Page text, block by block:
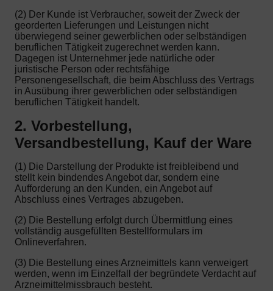
(2) Der Kunde ist Verbraucher, soweit der Zweck der
georderten Lieferungen und Leistungen nicht
überwiegend seiner gewerblichen oder selbständigen
beruflichen Tätigkeit zugerechnet werden kann.
Dagegen ist Unternehmer jede natürliche oder
juristische Person oder rechtsfähige
Personengesellschaft, die beim Abschluss des Vertrags
in Ausübung ihrer gewerblichen oder selbständigen
beruflichen Tätigkeit handelt.
2. Vorbestellung,
Versandbestellung, Kauf der Ware
(1) Die Darstellung der Produkte ist freibleibend und
stellt kein bindendes Angebot dar, sondern eine
Aufforderung an den Kunden, ein Angebot auf
Abschluss eines Vertrages abzugeben.
(2) Die Bestellung erfolgt durch Übermittlung eines
vollständig ausgefüllten Bestellformulars im
Onlineverfahren.
(3) Die Bestellung eines Arzneimittels kann verweigert
werden, wenn im Einzelfall der begründete Verdacht auf
Arzneimittelmissbrauch besteht.